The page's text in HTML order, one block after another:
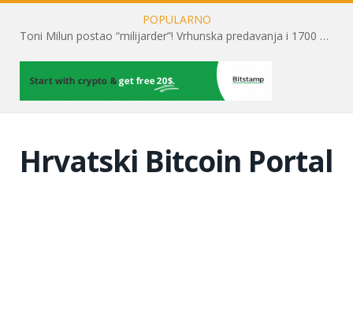
POPULARNO
Toni Milun postao “milijarder”! Vrhunska predavanja i 1700 posjetitelja obilježili su mjesec financijske pismenosti
Hrvatski Bitcoin Portal